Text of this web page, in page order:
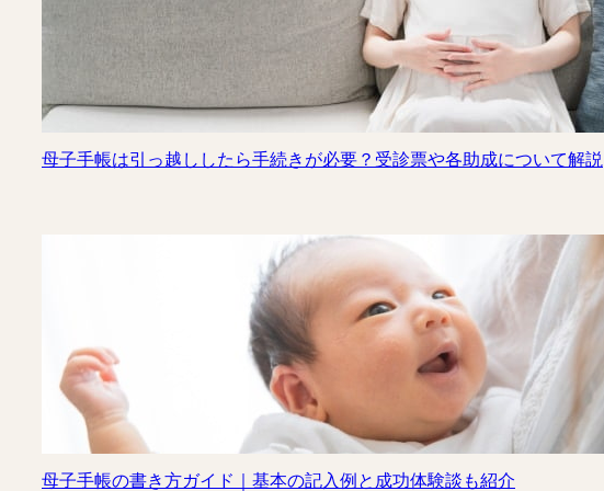
母子手帳は引っ越ししたら手続きが必要？受診票や各助成について解説
母子手帳の書き方ガイド｜基本の記入例と成功体験談も紹介